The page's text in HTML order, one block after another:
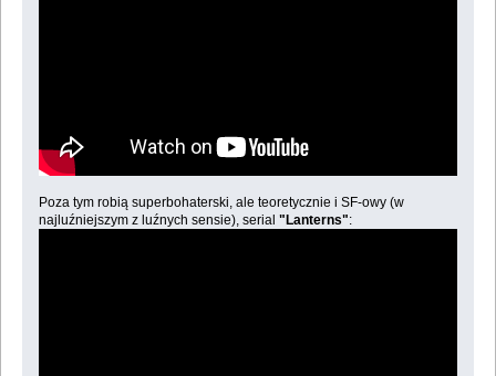
Poza tym robią superbohaterski, ale teoretycznie i SF-owy (w
najluźniejszym z luźnych sensie), serial "Lanterns":